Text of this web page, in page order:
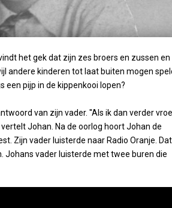
het gek dat zijn zes broers en zussen en
andere kinderen tot laat buiten mogen
een pijp in de kippenkooi lopen?
van zijn vader. ''Als ik dan verder
vertelt Johan. Na de oorlog hoort Johan de
Zijn vader luisterde naar Radio Oranje. Dat
Johans vader luisterde met twee buren die